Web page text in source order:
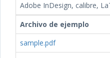
Adobe InDesign, calibre,
Archivo de ejemplo
sample.pdf